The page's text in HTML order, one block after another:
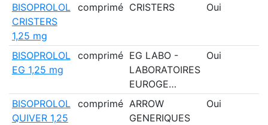
BISOPROLOL
CRISTERS
1,25 mg
comprimé CRISTERS Oui
BISOPROLOL
EG 1,25 mg
comprimé EG LABO -
LABORATOIRES
EUROGE…
Oui
BISOPROLOL
QUIVER 1,25
comprimé ARROW
GENERIQUES
Oui